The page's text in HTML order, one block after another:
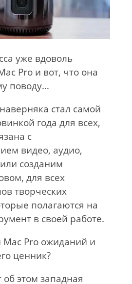
уже вдоволь
Pro и вот, что она
поводу…
наверняка стал самой
года для всех,
с
видео, аудио,
созданим
для всех
творческих
полагаются на
в своей работе.
Mac Pro ожиданий и
ценник?
этом западная